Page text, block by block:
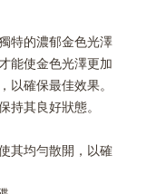
特的濃郁金色光澤
能使金色光澤更加
以確保最佳效果。
持其良好狀態。
其均勻散開，以確